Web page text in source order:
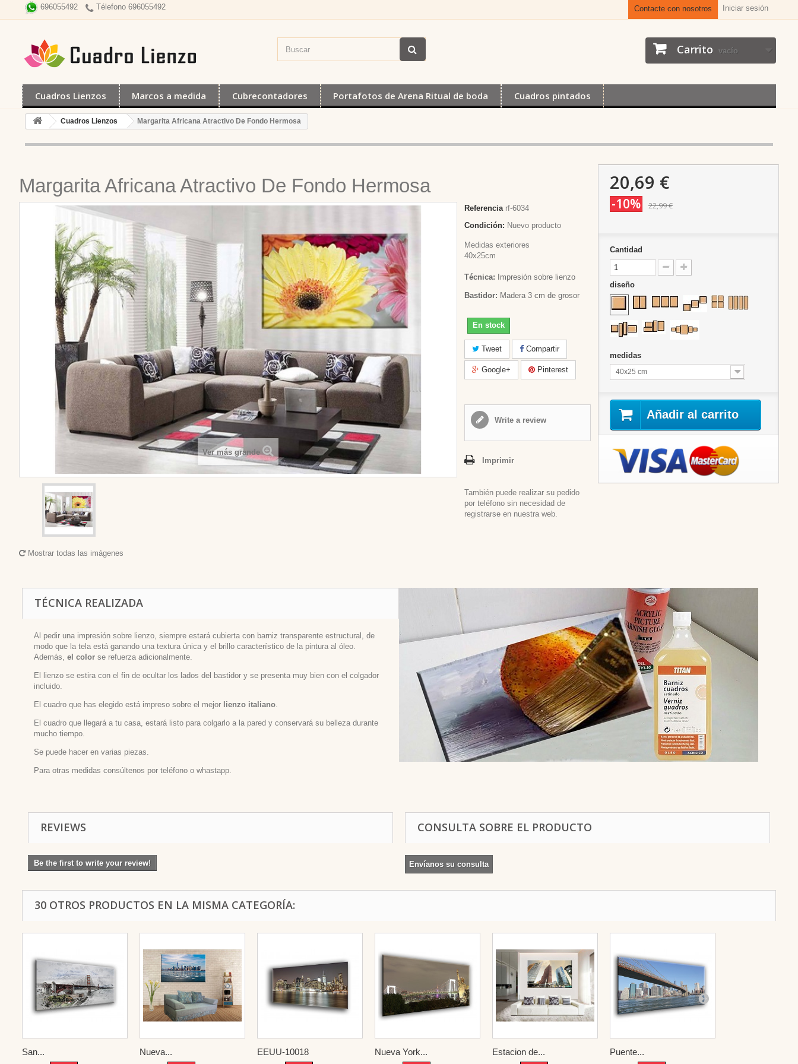
Iniciar sesión
Contacte con nosotros
696055492 Télefono 696055492
Carrito vacío
Cuadros Lienzos Marcos a medida Cubrecontadores Portafotos de Arena Ritual de boda Cuadros pintados
Cuadros Lienzos Margarita Africana Atractivo De Fondo Hermosa
Margarita Africana Atractivo De Fondo Hermosa
Ver más grande
Mostrar todas las imágenes
Referencia rf-6034
Condición: Nuevo producto
Medidas exteriores
40x25cm
Técnica: Impresión sobre lienzo
Bastidor: Madera 3 cm de grosor
En stock
Tweet Compartir
Google+ Pinterest
Write a review
Imprimir
También puede realizar su pedido
por teléfono sin necesidad de
registrarse en nuestra web.
20,69 €
-10% 22,99 €
Cantidad
diseño
medidas
40x25 cm
Añadir al carrito
TÉCNICA REALIZADA
Al pedir una impresión sobre lienzo, siempre estará cubierta con barniz transparente estructural, de
modo que la tela está ganando una textura única y el brillo característico de la pintura al óleo.
Además, el color se refuerza adicionalmente.
El lienzo se estira con el fin de ocultar los lados del bastidor y se presenta muy bien con el colgador
incluido.
El cuadro que has elegido está impreso sobre el mejor lienzo italiano
El cuadro que llegará a tu casa, estará listo para colgarlo a la pared y conservará su belleza durante
mucho tiempo.
Se puede hacer en varias piezas.
Para otras medidas consúltenos por teléfono o whastapp.
REVIEWS
Be the first to write your review!
CONSULTA SOBRE EL PRODUCTO
Envíanos su consulta
30 OTROS PRODUCTOS EN LA MISMA CATEGORÍA:
San... Nueva... EEUU-10018 Nueva York... Estacion de... Puente...